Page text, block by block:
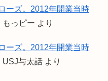
ーズ。2012年開業当時
もっピー より
ーズ。2012年開業当時
USJ与太話 より